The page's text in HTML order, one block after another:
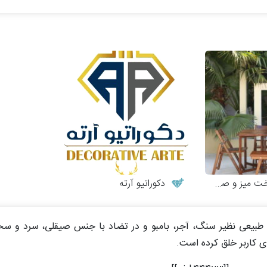
و صندلی چوبی دکوراتیو آرته
طبیعی نظیر سنگ، آجر، بامبو و در تضاد با جنس صیقلی، سرد و
کاربر خلق کرده است.